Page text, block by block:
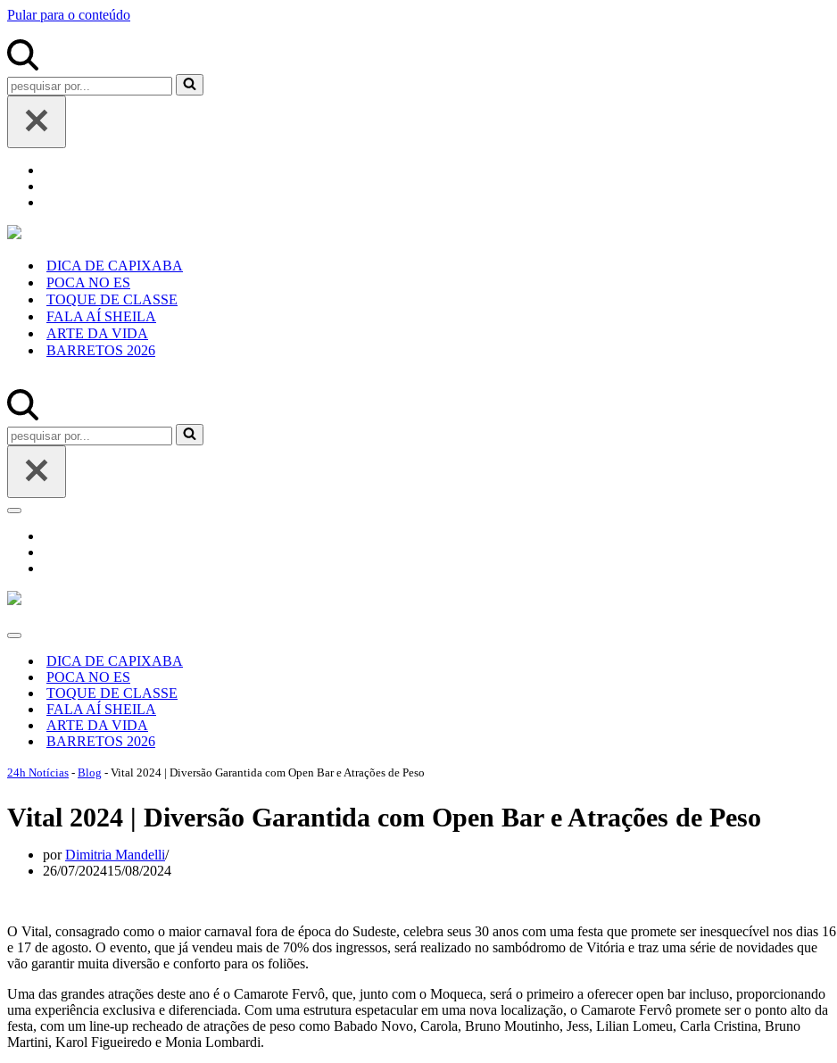
Pular para o conteúdo
Pesquisar
por...
DICA DE CAPIXABA
POCA NO ES
TOQUE DE CLASSE
FALA AÍ SHEILA
ARTE DA VIDA
BARRETOS 2026
Pesquisar
por...
Menu
navegação
Menu
navegaçãoDICA DE CAPIXABA
POCA NO ES
TOQUE DE CLASSE
FALA AÍ SHEILA
ARTE DA VIDA
BARRETOS 2026
24h Notícias - Blog - Vital 2024 | Diversão Garantida com Open Bar e Atrações de Peso
Vital 2024 | Diversão Garantida com Open Bar e Atrações de Peso
porDimitria Mandelli
26/07/202415/08/2024
O Vital, consagrado como o maior carnaval fora de época do Sudeste, celebra seus 30 anos com uma festa que promete ser inesquecível nos dias 16
e 17 de agosto. O evento, que já vendeu mais de 70% dos ingressos, será realizado no sambódromo de Vitória e traz uma série de novidades que
vão garantir muita diversão e conforto para os foliões.
Uma das grandes atrações deste ano é o Camarote Fervô, que, junto com o Moqueca, será o primeiro a oferecer open bar incluso, proporcionando
uma experiência exclusiva e diferenciada. Com uma estrutura espetacular em uma nova localização, o Camarote Fervô promete ser o ponto alto da
festa, com um line-up recheado de atrações de peso como Babado Novo, Carola, Bruno Moutinho, Jess, Lilian Lomeu, Carla Cristina, Bruno
Martini, Karol Figueiredo e Monia Lombardi.